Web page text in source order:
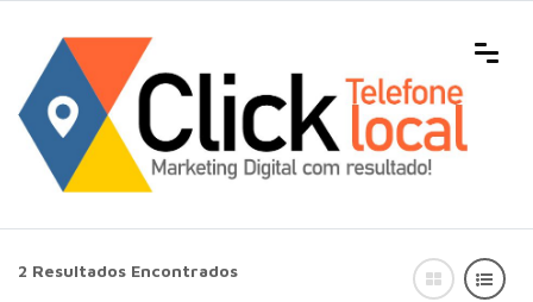
2 Resultados Encontrados